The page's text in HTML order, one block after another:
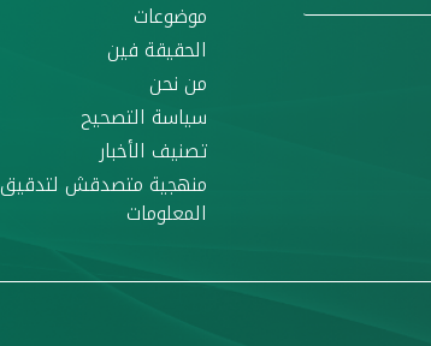
موضوعات
الحقيقة فين
من نحن
سياسة التصحيح
تصنيف الأخبار
منهجية متصدقش لتدقيق
المعلومات